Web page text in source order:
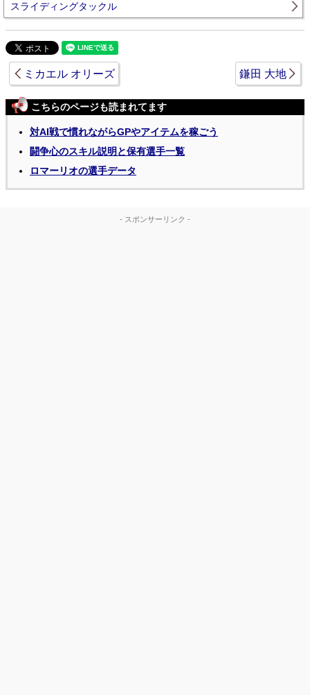
スライディングタックル
ミカエル オリーズ 鎌田 大地
こちらのページも読まれてます
対AI戦で慣れながらGPやアイテムを稼ごう
闘争心のスキル説明と保有選手一覧
ロマーリオの選手データ
- スポンサーリンク -